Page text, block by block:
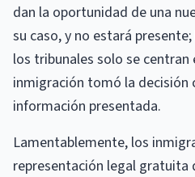
dan la oportunidad de una
su caso, y no estará
los tribunales solo se centran
inmigración tomó la decisión
información presentada.
Lamentablemente, los
representación legal gratuita